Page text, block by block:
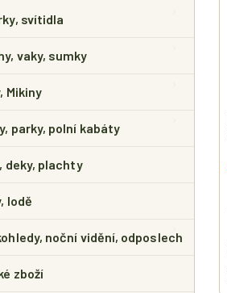
svítidla
vaky, sumky
Mikiny
parky, polní kabáty
deky, plachty
lodě
noční vidění, odposlech
zboží